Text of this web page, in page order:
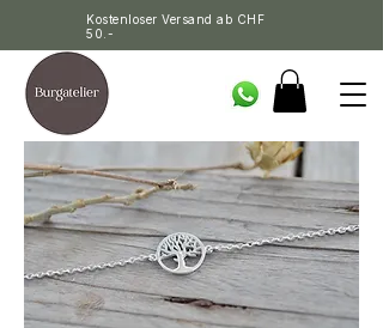
Kostenloser Versand ab CHF
50.-